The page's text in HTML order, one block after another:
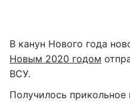
В канун Нового года
Новым 2020 годом
ВСУ.
Получилось прикольное